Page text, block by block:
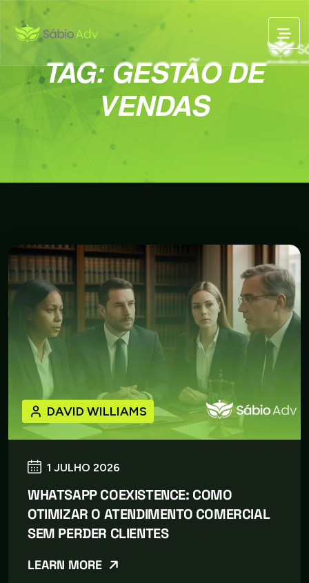
TAG:GESTÃO DE
VENDAS
1 JULHO 2026
DAVID WILLIAMS
WHATSAPP COEXISTENCE: COMO
OTIMIZAR O ATENDIMENTO COMERCIAL
SEM PERDER CLIENTES
LEARN MORE